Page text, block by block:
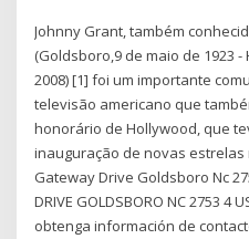
Johnny Grant, também
(Goldsboro,9 de maio de 1923
2008) [1] foi um importante
televisão americano que
honorário de Hollywood, que
inauguração de novas estrelas
Gateway Drive Goldsboro Nc
DRIVE GOLDSBORO NC 2753 4
obtenga información de